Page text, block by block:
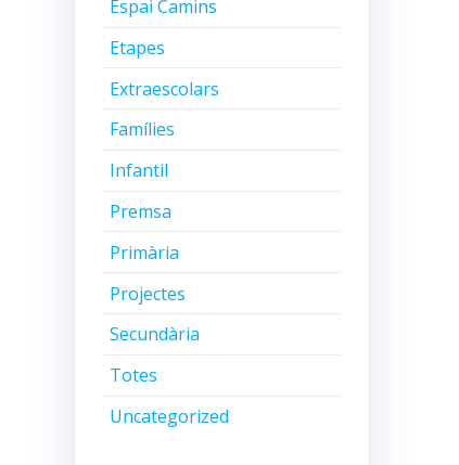
Espai Camins
Etapes
Extraescolars
Famílies
Infantil
Premsa
Primària
Projectes
Secundària
Totes
Uncategorized